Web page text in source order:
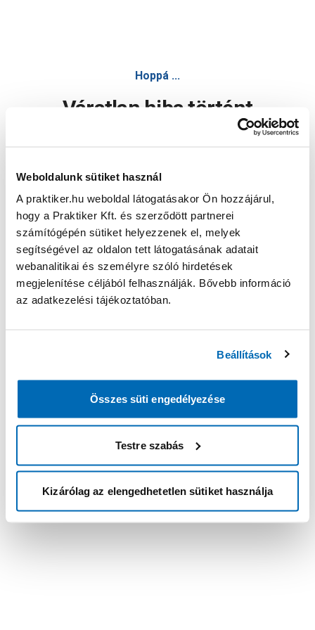
Weboldalunk sütiket használ
A praktiker.hu weboldal látogatásakor Ön hozzájárul,
hogy a Praktiker Kft. és szerződött partnerei
számítógépén sütiket helyezzenek el, melyek
segítségével az oldalon tett látogatásának adatait
webanalitikai és személyre szóló hirdetések
megjelenítése céljából felhasználják. Bővebb információ
az adatkezelési tájékoztatóban.
Beállítások
Összes süti engedélyezése
Testre szabás
Kizárólag az elengedhetetlen sütiket használja
Hoppá ...
Váratlan hiba történt
Oldal újratöltése